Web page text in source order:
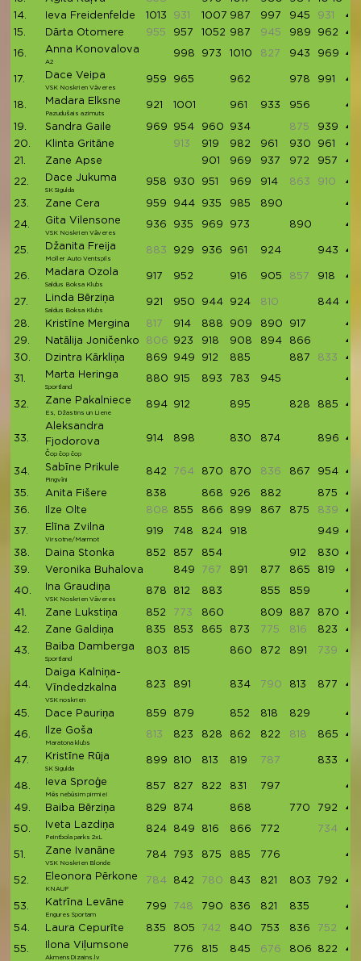
14.
Ieva Freidenfelde 1013 931 1007 987 997 945 931
15.
Dārta Otomere 955 957 1052 987 945 989 962
16. Anna Konovalova
A2
998 973 1010 827 943 969
17. Dace Veipa
VSK Noskrien Vāveres
959 965 962 978 991
18. Madara Elksne
Pazudušais azimuts
921 1001 961 933 956
19. Sandra Gaile 969 954 960 934 875 939
20.
Klinta Gritāne 913 919 982 961 930 961
21.
Zane Apse 901 969 937 972 957
22. Dace Jukuma
SK Sigulda
958 930 951 969 914 863 910
23. Zane Cera 959 944 935 985 890
24. Gita Vilensone
VSK Noskrien Vāveres
936 935 969 973 890
25. Džanita Freija
Moller Auto Ventspils
883 929 936 961 924 943
26. Madara Ozola
Saldus Boksa Klubs
917 952 916 905 857 918
27. Linda Bērziņa
Saldus Boksa Klubs
921 950 944 924 810 844
28. Kristīne Mergina 817 914 888 909 890 917
29.
Natālija Joničenko 806 923 918 908 894 866
30.
Dzintra Kārkliņa 869 949 912 885 887 833
31. Marta Heringa
Sportland
880 915 893 783 945
32. Zane Pakalniece
Es, Džastins un Liene
894 912 895 828 885
33.
Aleksandra
Fjodorova
Čop čop čop
914 898 830 874 896
34. Sabīne Prikule
Pingvīni
842 764 870 870 836 867 954
35. Anita Fišere 838 868 926 882 875
36.
Ilze Olte 808 855 866 899 867 875 839
37. Elīna Zvilna
Virsotne/Marmot
919 748 824 918 949
38. Daina Stonka 852 857 854 912 830
39.
Veronika Buhalova 849 767 891 877 865 819
40. Ina Graudiņa
VSK Noskrien Vāveres
878 812 883 855 859
41. Zane Lukstiņa 852 773 860 809 887 870
42.
Zane Galdiņa 835 853 865 873 775 816 823
43. Baiba Damberga
Sportland
803 815 860 872 891 739
44.
Daiga Kalniņa-
Vīndedzkalna
VSK noskrien
823 891 834 790 813 877
45. Dace Pauriņa 859 879 852 818 829
46. Ilze Goša
Maratona klubs
813 823 828 862 822 818 865
47. Kristīne Rūja
SK Sigulda
899 810 813 819 787 833
48. Ieva Sproģe
Mēs nebūsim pirmie!
857 827 822 831 797
49. Baiba Bērziņa 829 874 868 770 792
50. Iveta Lazdiņa
Peintbola parks 2xL
824 849 816 866 772 734
51. Zane Ivanāne
VSK Noskrien Blonde
784 793 875 885 776
52. Eleonora Pērkone
KNAUF
784 842 780 843 821 803 792
53. Katrīna Levāne
Engures Sportam
799 748 790 836 821 835
54. Laura Cepurīte 835 805 742 840 753 836 752
55. Ilona Viļumsone
AkmensDizains.lv
776 815 845 676 806 822